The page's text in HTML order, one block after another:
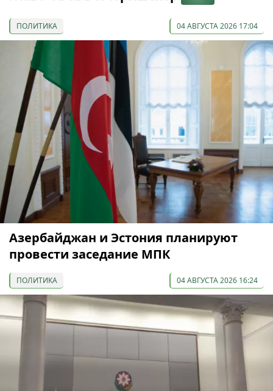
ПОЛИТИКА 04 АВГУСТА 2026 17:04
Азербайджан и Эстония планируют
провести заседание МПК
ПОЛИТИКА 04 АВГУСТА 2026 16:24